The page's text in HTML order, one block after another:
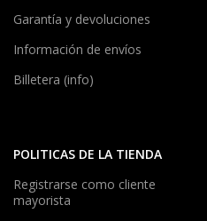
Garantía y devoluciones
Información de envíos
Billetera (info)
POLITICAS DE LA TIENDA
Registrarse como cliente
mayorista